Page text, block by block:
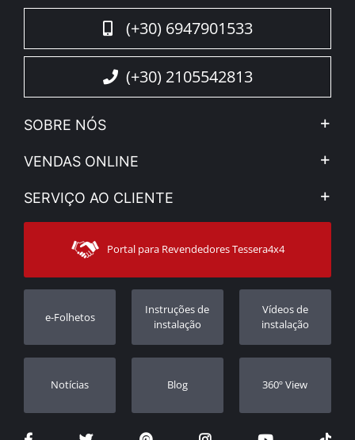
(+30) 6947901533
(+30) 2105542813
SOBRE NÓS
A Companhia
Notícias
Sitemap
VENDAS ONLINE
Minha Conta
Modos de Enviο
SERVIÇO AO CLIENTE
Contacto
Apoio ao cliente
Rastrear ordem
Revendedores
Portal para Revendedores Tessera4x4
e-Folhetos
Instruções de
instalação
Vídeos de
instalação
Notícias Blog 360º View